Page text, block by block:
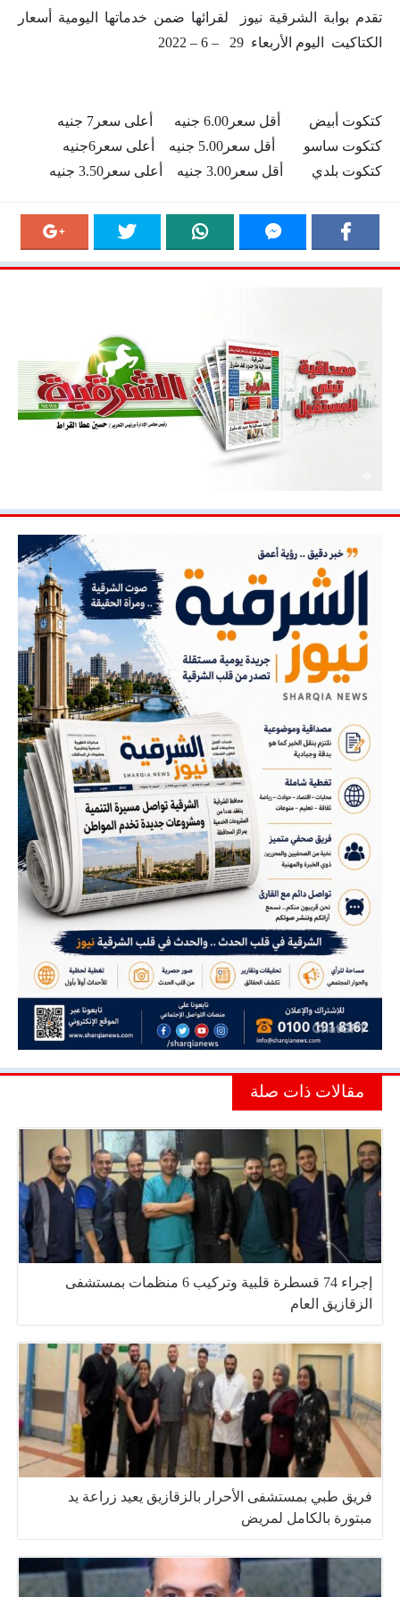
تقدم بوابة الشرقية نيوز لقرائها ضمن خدماتها اليومية أسعار
الكتاكيت اليوم الأربعاء 29 – 6 – 2022
كتكوت أبيض أقل سعر6.00 جنيه أعلى سعر7 جنيه
كتكوت ساسو أقل سعر5.00 جنيه أعلى سعر6جنيه
كتكوت بلدي أقل سعر3.00 جنيه أعلى سعر3.50 جنيه
مقالات ذات صلة
إجراء 74 قسطرة قلبية وتركيب 6 منظمات بمستشفى
الزقازيق العام
فريق طبي بمستشفى الأحرار بالزقازيق يعيد زراعة يد
مبتورة بالكامل لمريض